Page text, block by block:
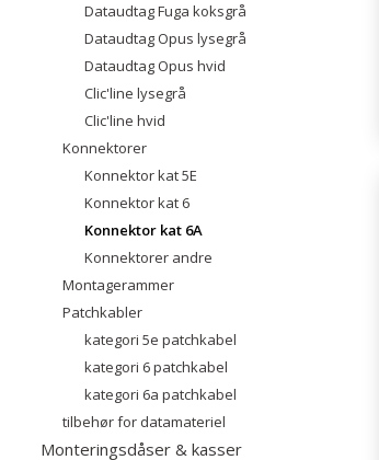
Dataudtag Fuga koksgrå
Dataudtag Opus lysegrå
Dataudtag Opus hvid
Clic'line lysegrå
Clic'line hvid
Konnektorer
Konnektor kat 5E
Konnektor kat 6
Konnektor kat 6A
Konnektorer andre
Montagerammer
Patchkabler
kategori 5e patchkabel
kategori 6 patchkabel
kategori 6a patchkabel
tilbehør for datamateriel
Monteringsdåser & kasser